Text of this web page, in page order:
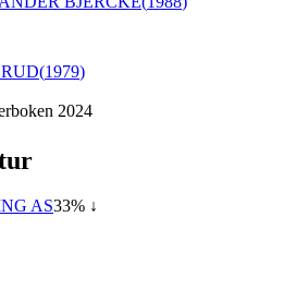
(1979)
2024
AS33% ↓